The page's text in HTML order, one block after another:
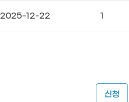
2025-12-22 1
신청